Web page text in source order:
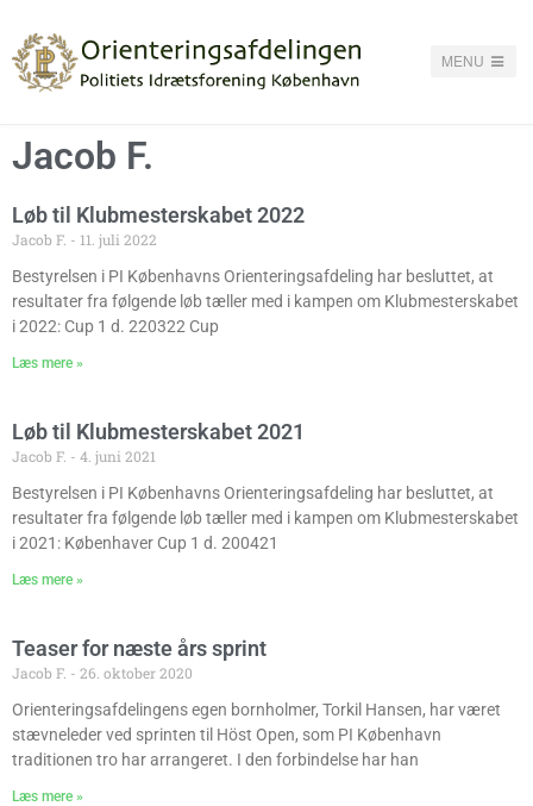
MENU
Jacob F.
Løb til Klubmesterskabet 2022
Jacob F.
11. juli 2022
Bestyrelsen i PI Københavns Orienteringsafdeling har besluttet, at
resultater fra følgende løb tæller med i kampen om Klubmesterskabet
i 2022: Cup 1 d. 220322 Cup
Læs mere »
Løb til Klubmesterskabet 2021
Jacob F.
4. juni 2021
Bestyrelsen i PI Københavns Orienteringsafdeling har besluttet, at
resultater fra følgende løb tæller med i kampen om Klubmesterskabet
i 2021: Københaver Cup 1 d. 200421
Læs mere »
Teaser for næste års sprint
Jacob F.
26. oktober 2020
Orienteringsafdelingens egen bornholmer, Torkil Hansen, har været
stævneleder ved sprinten til Höst Open, som PI København
traditionen tro har arrangeret. I den forbindelse har han
Læs mere »